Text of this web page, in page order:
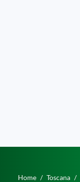
Home Toscana